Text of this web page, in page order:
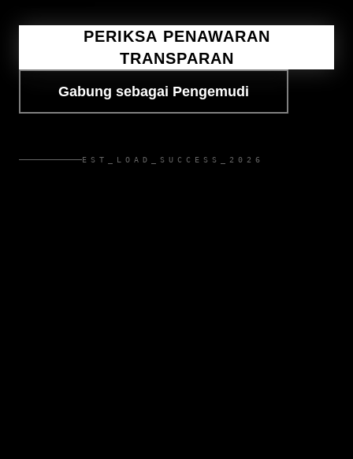
PERIKSA PENAWARAN
TRANSPARAN
Gabung sebagai Pengemudi
EST_LOAD_SUCCESS_2026